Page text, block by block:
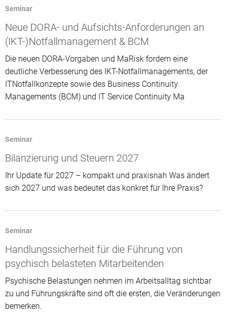
Seminar
Neue DORA- und Aufsichts-Anforderungen an
(IKT-)Notfallmanagement & BCM
Die neuen DORA-Vorgaben und MaRisk fordern eine
deutliche Verbesserung des IKT-Notfallmanagements, der
ITNotfallkonzepte sowie des Business Continuity
Managements (BCM) und IT Service Continuity Ma
Seminar
Bilanzierung und Steuern 2027
Ihr Update für 2027 – kompakt und praxisnah Was ändert
sich 2027 und was bedeutet das konkret für Ihre Praxis?
Seminar
Handlungssicherheit für die Führung von
psychisch belasteten Mitarbeitenden
Psychische Belastungen nehmen im Arbeitsalltag sichtbar
zu und Führungskräfte sind oft die ersten, die Veränderungen
bemerken.